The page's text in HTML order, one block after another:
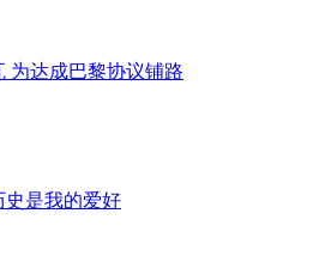
为达成巴黎协议铺路
史是我的爱好